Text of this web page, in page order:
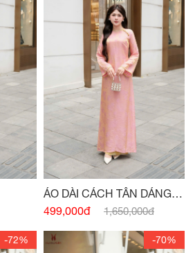
ÁO DÀI CÁCH TÂN DÁNG
XUÔNG CỔ 3 PHÂN HỒNG
499,000đ 1,650,000đ
-72% -70%